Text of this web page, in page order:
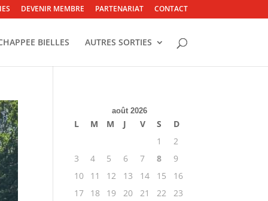
DEVENIR MEMBRE PARTENARIAT CONTACT
BIELLES AUTRES SORTIES
août 2026
L M M J V S
D
1
2
3
4 5 6 7 8
9
10
11 12 13 14 15
16
17
18 19 20 21 22
23